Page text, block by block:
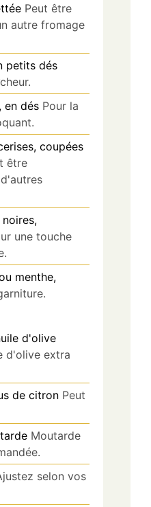
Peut être
autre fromage
petits dés
en dés Pour la
coupées
être
une touche
menthe,
d'olive
d'olive extra
de citron Peut
Moutarde
selon vos